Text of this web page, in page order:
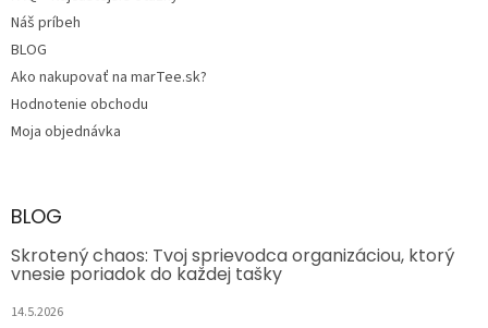
Náš príbeh
BLOG
Ako nakupovať na marTee.sk?
Hodnotenie obchodu
Moja objednávka
BLOG
Skrotený chaos: Tvoj sprievodca organizáciou, ktorý
vnesie poriadok do každej tašky
14.5.2026